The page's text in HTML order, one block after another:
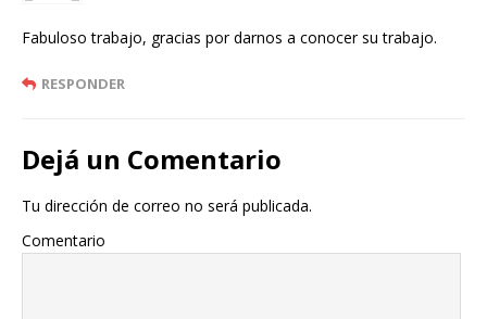
Fabuloso trabajo, gracias por darnos a conocer su trabajo.
RESPONDER
Dejá un Comentario
Tu dirección de correo no será publicada.
Comentario